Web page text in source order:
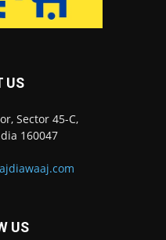
US
Sector 45-C,
160047
US